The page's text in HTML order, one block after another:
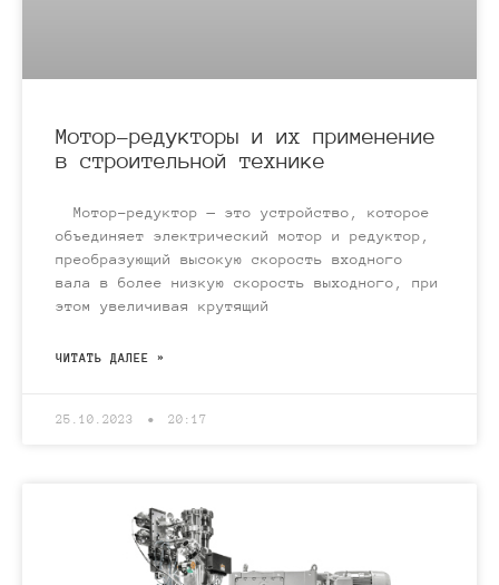
Мотор-редукторы и их применение
в строительной технике
Мотор-редуктор — это устройство, которое
объединяет электрический мотор и редуктор,
преобразующий высокую скорость входного
вала в более низкую скорость выходного, при
этом увеличивая крутящий
ЧИТАТЬ ДАЛЕЕ »
25.10.2023 20:17